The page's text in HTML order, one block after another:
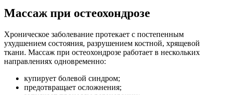
Массаж при остеохондрозе
Хроническое заболевание протекает с постепенным
ухудшением состояния, разрушением костной, хрящевой
ткани. Массаж при остеохондрозе работает в нескольких
направлениях одновременно:
купирует болевой синдром;
предотвращает осложнения;